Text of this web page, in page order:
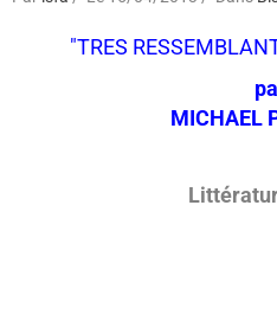
"TRES
MICHAEL